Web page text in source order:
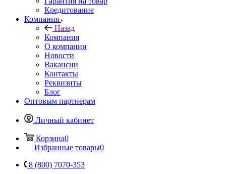
Кредитование
Компания
Назад
Компания
О компании
Новости
Вакансии
Контакты
Реквизиты
Блог
Оптовым партнерам
Личный кабинет
Корзина0
Избранные товары0
8 (800) 7070-353